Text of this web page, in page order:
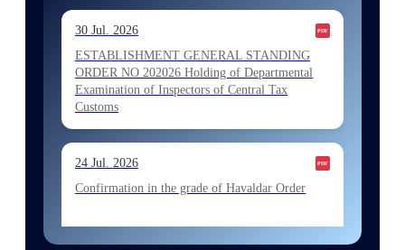
30 Jul. 2026
ESTABLISHMENT GENERAL STANDING
ORDER NO 202026 Holding of Departmental
Examination of Inspectors of Central Tax
Customs
24 Jul. 2026
Confirmation in the grade of Havaldar Order